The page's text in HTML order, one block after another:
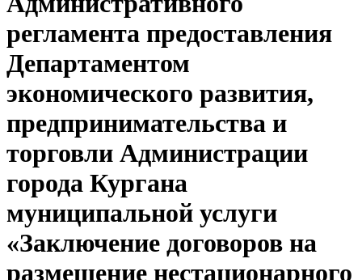
регламента предоставления
Департаментом
экономического развития,
предпринимательства и
торговли Администрации
города Кургана
муниципальной услуги
«Заключение договоров на
размещение нестационарного